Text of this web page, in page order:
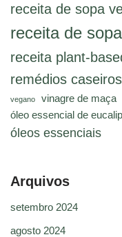
receita de sopa
receita de
receita plant-
remédios caseiros
vegano vinagre de maça
óleo essencial de
óleos essenciais
Arquivos
setembro 2024
agosto 2024